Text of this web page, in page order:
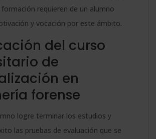
requieren de un alumno
y vocación por este ámbito.
del curso
de
en
forense
logre terminar los estudios y
las pruebas de evaluación que se